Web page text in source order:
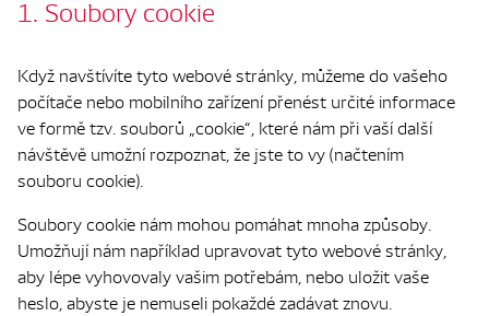
1. Soubory cookie
Když navštívíte tyto webové stránky, můžeme do vašeho
počítače nebo mobilního zařízení přenést určité informace
ve formě tzv. souborů „cookie“, které nám při vaší další
návštěvě umožní rozpoznat, že jste to vy (načtením
souboru cookie).
Soubory cookie nám mohou pomáhat mnoha způsoby.
Umožňují nám například upravovat tyto webové stránky,
aby lépe vyhovovaly vašim potřebám, nebo uložit vaše
heslo, abyste je nemuseli pokaždé zadávat znovu.